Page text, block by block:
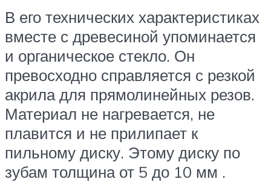
В его технических характеристиках
вместе с древесиной упоминается
и органическое стекло. Он
превосходно справляется с резкой
акрила для прямолинейных резов.
Материал не нагревается, не
плавится и не прилипает к
пильному диску. Этому диску по
зубам толщина от 5 до 10 мм .